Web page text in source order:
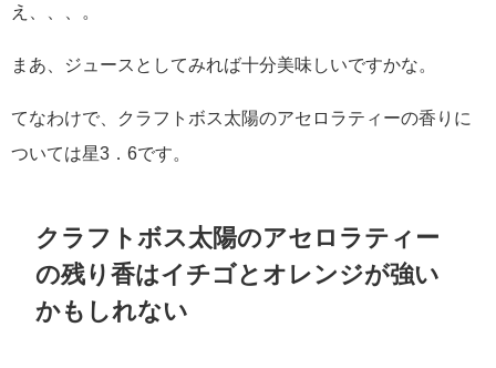
え、、、。
まあ、ジュースとしてみれば十分美味しいですかな。
てなわけで、クラフトボス太陽のアセロラティーの香りに
ついては星3．6です。
クラフトボス太陽のアセロラティー
の残り香はイチゴとオレンジが強い
かもしれない